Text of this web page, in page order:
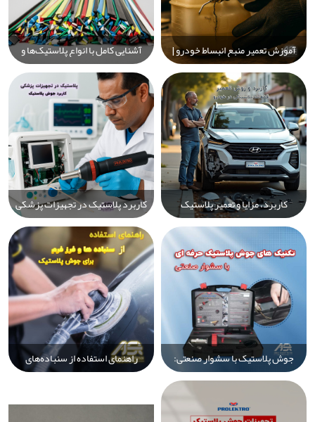
آموزش تعمیر منبع انبساط خودرو |
رفع ترک‌خوردگی و نشتی آب
رادیاتور با کمترین هزینه و ابزار
تخصصی
آشنایی کامل با انواع پلاستیک‌ها و
ویژگی‌ها، کاربردها و روش‌های
حرفه‌ای جوشکاری با دستگاه‌های
پیشرفته صنعتی
کاربرد، مزایا و تعمیر پلاستیک
خودرو | معرفی انواع پلاستیک‌ها و
روش‌های حرفه‌ای جوشکاری و
بازسازی قطعات
کاربرد پلاستیک در تجهیزات پزشکی
و اهمیت جوش پلاستیک در تولید و
ترمیم قطعات پلیمری
جوش پلاستیک با سشوار صنعتی:
آموزش تکنیک‌های حرفه‌ای، نکات
کاربردی و راهنمای خرید
دستگاه‌های Prolektro
راهنمای استفاده از سنباده‌های
جوشکاری پلاستیک و فرز فرم